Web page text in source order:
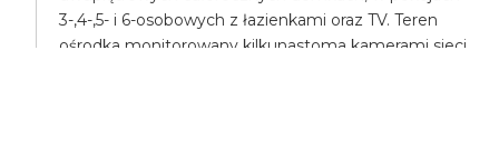
3-,4-,5- i 6-osobowych z łazienkami oraz TV. Teren
ośrodka monitorowany kilkunastoma kamerami sieci